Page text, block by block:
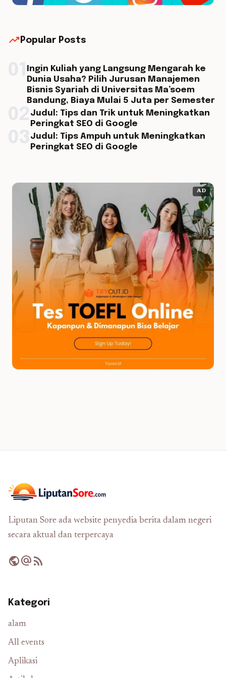
trending_up Popular Posts
Ingin Kuliah yang Langsung Mengarah ke
Dunia Usaha? Pilih Jurusan Manajemen
Bisnis Syariah di Universitas Ma’soem
Bandung, Biaya Mulai 5 Juta per Semester
Judul: Tips dan Trik untuk Meningkatkan
Peringkat SEO di Google
Judul: Tips Ampuh untuk Meningkatkan
Peringkat SEO di Google
AD
Liputan Sore ada website penyedia berita dalam negeri
secara aktual dan terpercaya
publicalternate_emailrss_feed
Kategori
alam
All events
Aplikasi